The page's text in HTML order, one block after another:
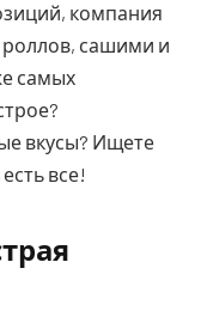
компания
сашими и
самых
вкусы? Ищете
все!